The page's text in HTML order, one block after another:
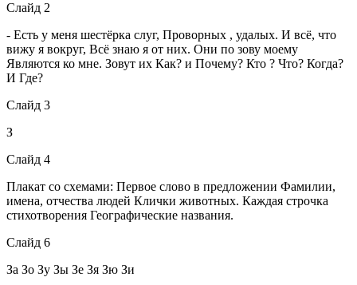
Слайд 2
- Есть у меня шестёрка слуг, Проворных , удалых. И всё, что
вижу я вокруг, Всё знаю я от них. Они по зову моему
Являются ко мне. Зовут их Как? и Почему? Кто ? Что? Когда?
И Где?
Слайд 3
З
Слайд 4
Плакат со схемами: Первое слово в предложении Фамилии,
имена, отчества людей Клички животных. Каждая строчка
стихотворения Географические названия.
Слайд 6
За Зо Зу Зы Зе Зя Зю Зи